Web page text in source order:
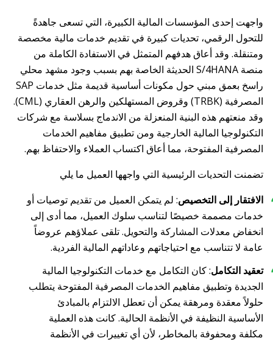
واجهت إحدى المؤسسات المالية الكبيرة، التي تسعى جاهدةً
للتحول الرقمي، تحديات كبيرة في تقديم خدمات مالية مخصصة
ومتنقلة. وقد أعاق هدفهم المتمثل في الاستفادة الكاملة من
منصة S/4HANA الحديثة الخاصة بهم بسبب وجود مشهد محلي
راسخ بعمق مبني حول مكونات أساسية قديمة مثل خدمات SAP
المصرفية (TRBK) وقروض المستهلكين والرهن العقاري (CML).
وقد منعتهم هذه البنية المنعزلة من الاندماج بسلاسة مع شركات
التكنولوجيا المالية الخارجية ومن تطبيق مفاهيم الخدمات
المصرفية المفتوحة، مما أعاق اكتساب العملاء والاحتفاظ بهم.
تضمنت التحديات الرئيسية التي واجهها العميل ما يلي
الافتقار إلى التخصيص: لم يتمكن العميل من تقديم توصيات أو
خدمات مصممة خصيصًا لتناسب سلوك العميل، مما أدى إلى
انخفاض معدلات المشاركة والتحويل. تلقى عملاؤهم عروضاً
عامة لا تتناسب مع احتياجاتهم وعاداتهم المالية الفردية.
تعقيد التكامل: كان التكامل مع خدمات التكنولوجيا المالية
الجديدة وتطبيق مفاهيم الخدمات المصرفية المفتوحة يتطلب
حلولاً معقدة ومرهقة يمكن أن تعطل الالتزام بالمبادئ
الأساسية النظيفة في الأنظمة الحالية. كانت هذه العملية
مكلفة ومحفوفة بالمخاطر، لأن أي تغييرات في الأنظمة